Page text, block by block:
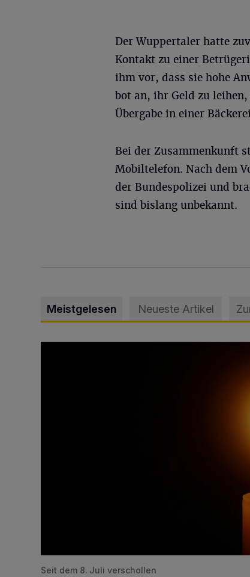
Der Wuppertaler hatte
Kontakt zu einer
ihm vor, dass sie hohe
bot an, ihr Geld zu
Übergabe in einer
Bei der Zusammenkunft
Mobiltelefon. Nach dem
der Bundespolizei und
sind bislang unbekannt.
Meistgelesen Neueste Artikel
Seit dem 8. Juli verschollen